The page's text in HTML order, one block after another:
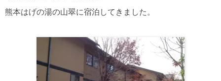
熊本はげの湯の山翠に宿泊してきました。